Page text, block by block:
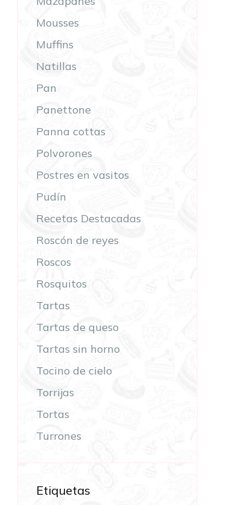
Mousses
Muffins
Natillas
Pan
Panettone
Panna cottas
Polvorones
Postres en vasitos
Pudín
Recetas Destacadas
Roscón de reyes
Roscos
Rosquitos
Tartas
Tartas de queso
Tartas sin horno
Tocino de cielo
Torrijas
Tortas
Turrones
Etiquetas